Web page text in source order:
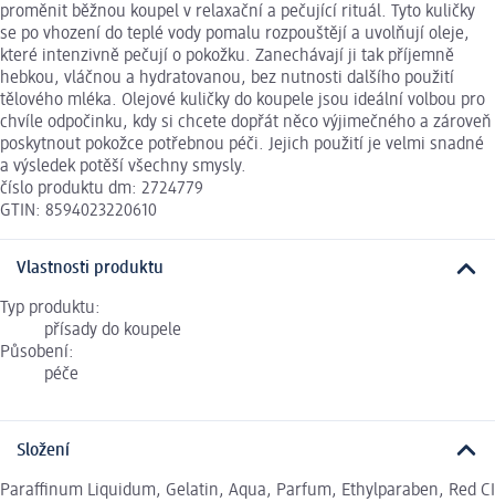
proměnit běžnou koupel v relaxační a pečující rituál. Tyto kuličky
se po vhození do teplé vody pomalu rozpouštějí a uvolňují oleje,
které intenzivně pečují o pokožku. Zanechávají ji tak příjemně
hebkou, vláčnou a hydratovanou, bez nutnosti dalšího použití
tělového mléka. Olejové kuličky do koupele jsou ideální volbou pro
chvíle odpočinku, kdy si chcete dopřát něco výjimečného a zároveň
poskytnout pokožce potřebnou péči. Jejich použití je velmi snadné
a výsledek potěší všechny smysly.
číslo produktu dm: 2724779
GTIN: 8594023220610
Vlastnosti produktu
Typ produktu:
přísady do koupele
Působení:
péče
Složení
Paraffinum Liquidum, Gelatin, Aqua, Parfum, Ethylparaben, Red CI